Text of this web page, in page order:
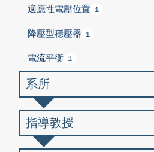
適應性電壓位置 1
降壓型穩壓器 1
電流平衡 1
系所
指導教授